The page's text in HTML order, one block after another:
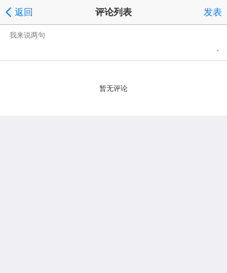
返回 评论列表 发表
暂无评论